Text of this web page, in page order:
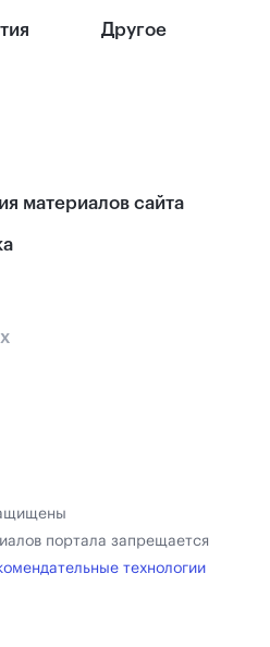
Другое
материалов сайта
портала запрещается
технологии